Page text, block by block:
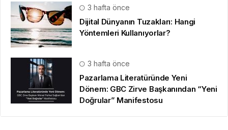
3 hafta önce
Dijital Dünyanın Tuzakları: Hangi
Yöntemleri Kullanıyorlar?
3 hafta önce
Pazarlama Literatüründe Yeni
Dönem: GBC Zirve Başkanından “Yeni
Doğrular” Manifestosu